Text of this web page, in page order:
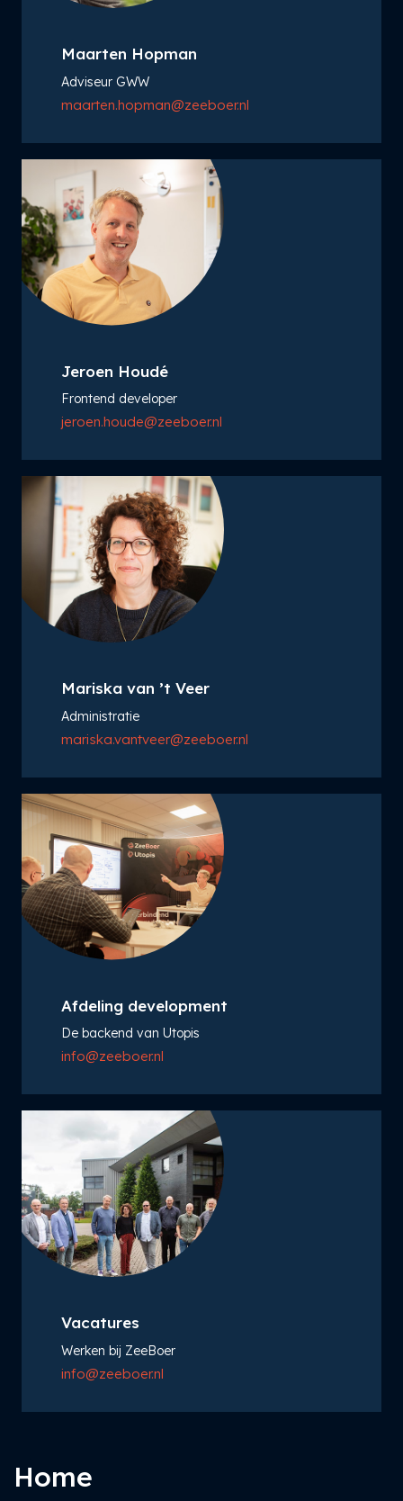
Maarten Hopman
Adviseur GWW
maarten.hopman@zeeboer.nl
Jeroen Houdé
Frontend developer
jeroen.houde@zeeboer.nl
Mariska van ’t Veer
Administratie
mariska.vantveer@zeeboer.nl
Afdeling development
De backend van Utopis
info@zeeboer.nl
Vacatures
Werken bij ZeeBoer
info@zeeboer.nl
Home